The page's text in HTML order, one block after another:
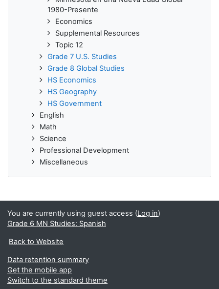
1980-Presente
Economics
Supplemental Resources
Topic 12
Grade 7 U.S. Studies
Grade 8 Global Studies
HS Economics
HS Geography
HS Government
English
Math
Science
Professional Development
Miscellaneous
You are currently using guest access (Log in)
Grade 6 MN Studies: Spanish
Back to Website
Data retention summary
Get the mobile app
Switch to the standard theme